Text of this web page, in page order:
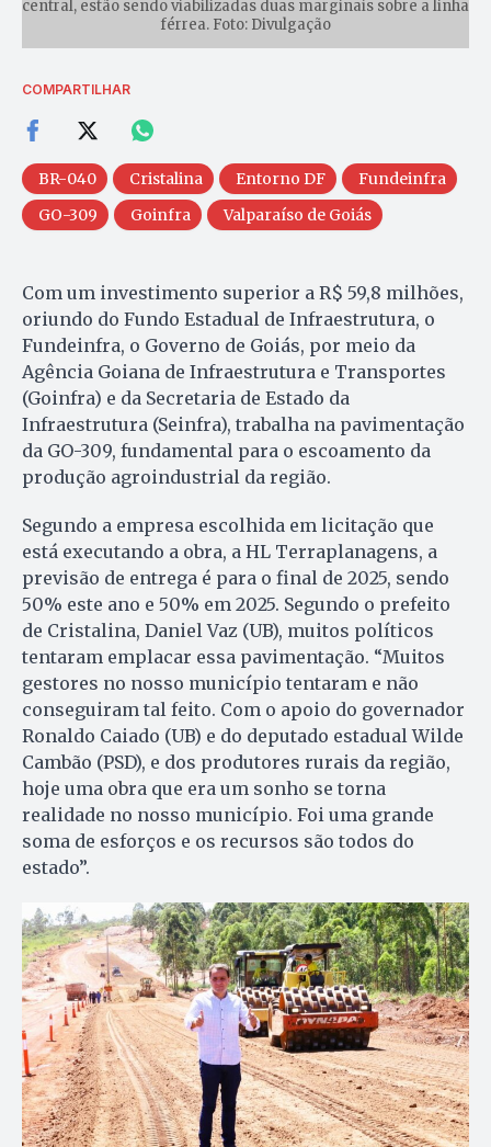
central, estão sendo viabilizadas duas marginais sobre a linha
férrea. Foto: Divulgação
COMPARTILHAR
BR-040 Cristalina Entorno DF
Fundeinfra
GO-309
Goinfra Valparaíso de Goiás
Com um investimento superior a R$ 59,8 milhões,
oriundo do Fundo Estadual de Infraestrutura, o
Fundeinfra, o Governo de Goiás, por meio da
Agência Goiana de Infraestrutura e Transportes
(Goinfra) e da Secretaria de Estado da
Infraestrutura (Seinfra), trabalha na pavimentação
da GO-309, fundamental para o escoamento da
produção agroindustrial da região.
Segundo a empresa escolhida em licitação que
está executando a obra, a HL Terraplanagens, a
previsão de entrega é para o final de 2025, sendo
50% este ano e 50% em 2025. Segundo o prefeito
de Cristalina, Daniel Vaz (UB), muitos políticos
tentaram emplacar essa pavimentação. “Muitos
gestores no nosso município tentaram e não
conseguiram tal feito. Com o apoio do governador
Ronaldo Caiado (UB) e do deputado estadual Wilde
Cambão (PSD), e dos produtores rurais da região,
hoje uma obra que era um sonho se torna
realidade no nosso município. Foi uma grande
soma de esforços e os recursos são todos do
estado”.